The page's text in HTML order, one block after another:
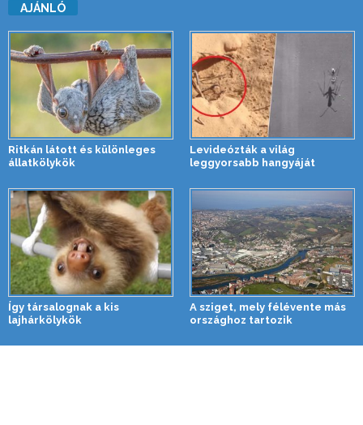
AJÁNLÓ
Ritkán látott és különleges
állatkölykök
Levideózták a világ
leggyorsabb hangyáját
Így társalognak a kis
lajhárkölykök
A sziget, mely félévente más
országhoz tartozik